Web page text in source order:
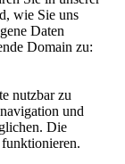
wie Sie uns
Daten
Domain zu:
nutzbar zu
und
Die